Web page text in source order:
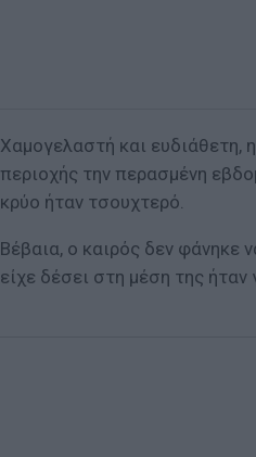
Χαμογελαστή και ευδιάθετη,
περιοχής την περασμένη
κρύο ήταν τσουχτερό.
Βέβαια, ο καιρός δεν φάνηκε
είχε δέσει στη μέση της